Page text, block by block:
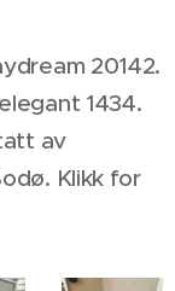
20142.
1434.
av
Klikk for